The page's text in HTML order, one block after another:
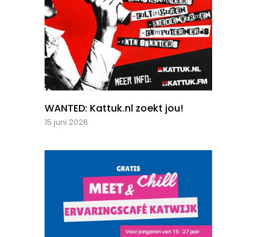
WANTED: Kattuk.nl zoekt jou!
15 juni 2026